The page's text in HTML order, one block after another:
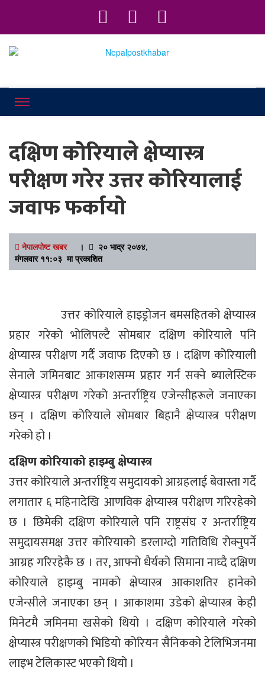
दक्षिण कोरियाले क्षेप्यास्त्र
परीक्षण गरेर उत्तर कोरियालाई
जवाफ फर्कायो
नेपालपोष्ट खबर।
२० भाद्र २०७४,
मंगलवार ११:०३ मा प्रकाशित
उत्तर कोरियाले हाइड्रोजन बमसहितको क्षेप्यास्त्र
प्रहार गरेको भोलिपल्टै सोमबार दक्षिण कोरियाले पनि
क्षेप्यास्त्र परीक्षण गर्दै जवाफ दिएको छ । दक्षिण कोरियाली
सेनाले जमिनबाट आकाशसम्म प्रहार गर्न सक्ने ब्यालेस्टिक
क्षेप्यास्त्र परीक्षण गरेको अन्तर्राष्ट्रिय एजेन्सीहरूले जनाएका
छन् । दक्षिण कोरियाले सोमबार बिहानै क्षेप्यास्त्र परीक्षण
गरेको हो ।
दक्षिण कोरियाको हाइम्बु क्षेप्यास्त्र
उत्तर कोरियाले अन्तर्राष्ट्रिय समुदायको आग्रहलाई बेवास्ता गर्दै
लगातार ६ महिनादेखि आणविक क्षेप्यास्त्र परीक्षण गरिरहेको
छ । छिमेकी दक्षिण कोरियाले पनि राष्ट्रसंघ र अन्तर्राष्ट्रिय
समुदायसमक्ष उत्तर कोरियाको डरलाग्दो गतिविधि रोक्नुपर्ने
आग्रह गरिरहेकै छ । तर, आफ्नो धैर्यको सिमाना नाघ्दै दक्षिण
कोरियाले हाइम्बु नामको क्षेप्यास्त्र आकाशतिर हानेको
एजेन्सीले जनाएका छन् । आकाशमा उडेको क्षेप्यास्त्र केही
मिनेटमै जमिनमा खसेको थियो । दक्षिण कोरियाले गरेको
क्षेप्यास्त्र परीक्षणको भिडियो कोरियन सैनिकको टेलिभिजनमा
लाइभ टेलिकास्ट भएको थियो ।